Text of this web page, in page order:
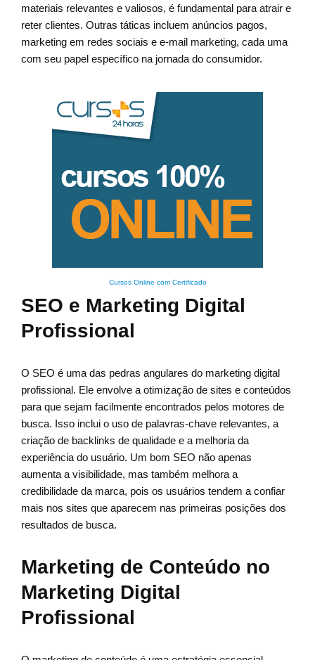
materiais relevantes e valiosos, é fundamental para atrair e
reter clientes. Outras táticas incluem anúncios pagos,
marketing em redes sociais e e-mail marketing, cada uma
com seu papel específico na jornada do consumidor.
Cursos Online com Certificado
SEO e Marketing Digital
Profissional
O SEO é uma das pedras angulares do marketing digital
profissional. Ele envolve a otimização de sites e conteúdos
para que sejam facilmente encontrados pelos motores de
busca. Isso inclui o uso de palavras-chave relevantes, a
criação de backlinks de qualidade e a melhoria da
experiência do usuário. Um bom SEO não apenas
aumenta a visibilidade, mas também melhora a
credibilidade da marca, pois os usuários tendem a confiar
mais nos sites que aparecem nas primeiras posições dos
resultados de busca.
Marketing de Conteúdo no
Marketing Digital
Profissional